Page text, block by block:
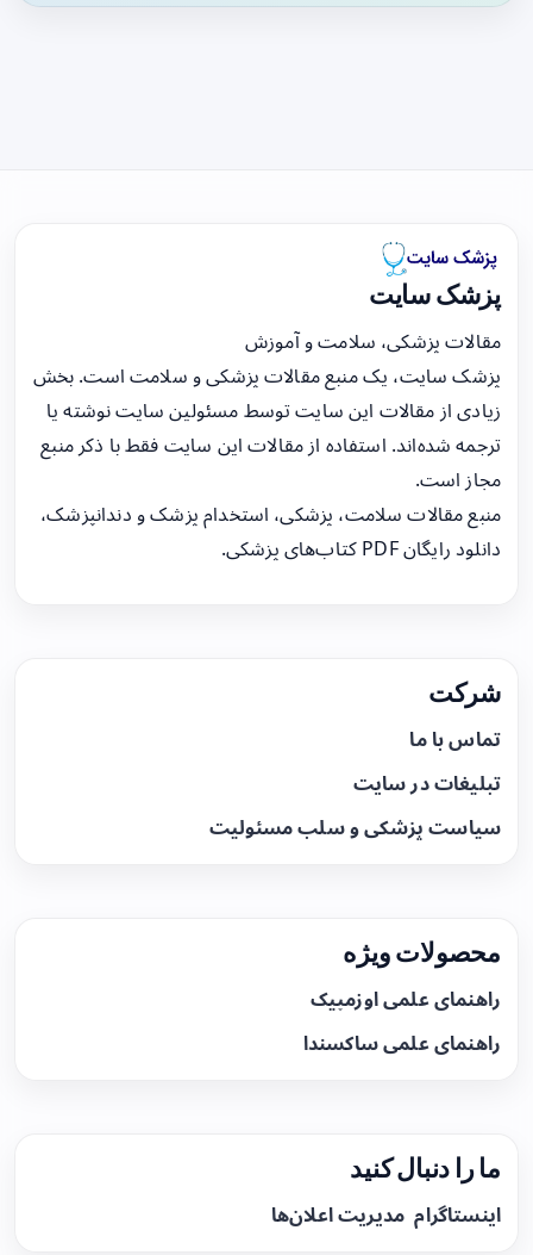
پزشک سایت
مقالات پزشکی، سلامت و آموزش
پزشک سایت، یک منبع مقالات پزشکی و سلامت است. بخش
زیادی از مقالات این سایت توسط مسئولین سایت نوشته یا
ترجمه شده‌اند. استفاده از مقالات این سایت فقط با ذکر منبع
مجاز است.
منبع مقالات سلامت، پزشکی، استخدام پزشک و دندانپزشک،
دانلود رایگان PDF کتاب‌های پزشکی.
شرکت
تماس با ما
تبلیغات در سایت
سیاست پزشکی و سلب مسئولیت
محصولات ویژه
راهنمای علمی اوزمپیک
راهنمای علمی ساکسندا
ما را دنبال کنید
اینستاگرام مدیریت اعلان‌ها